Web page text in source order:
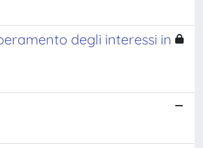
degli interessi in